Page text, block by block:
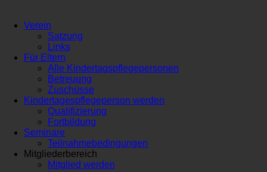
Verein
Satzung
Links
Für Eltern
Alle Kindertagspflegepersonen
Betreuung
Zuschüsse
Kindertagespflegeperson werden
Qualifizierung
Fortbildung
Seminare
Teilnahmebedingungen
Mitgliederbereich
Mitglied werden